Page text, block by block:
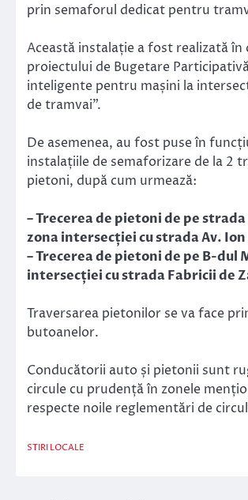
prin semaforul dedicat pentru
Această instalație a fost realizată în
proiectului de Bugetare
inteligente pentru mașini la
de tramvai”.
De asemenea, au fost puse în
instalațiile de semaforizare de la 2
pietoni, după cum urmează:
– Trecerea de pietoni de pe
zona intersecției cu strada Av. Ion
– Trecerea de pietoni de pe B-dul
intersecției cu strada Fabricii de
Traversarea pietonilor se va face
butoanelor.
Conducătorii auto și pietonii sunt
circule cu prudență în zonele
respecte noile reglementări de
STIRI LOCALE